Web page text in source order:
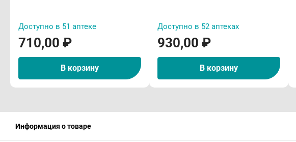
Доступно в 51 аптеке
710,00 ₽
В корзину
Доступно в 52 аптеках
930,00 ₽
В корзину
Информация о товаре